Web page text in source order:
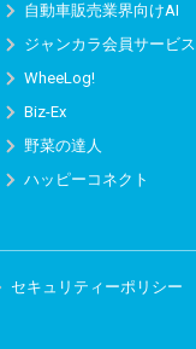
自動車販売業界向けAI
ジャンカラ会員サービス
WheeLog!
Biz-Ex
野菜の達人
ハッピーコネクト
セキュリティーポリシー